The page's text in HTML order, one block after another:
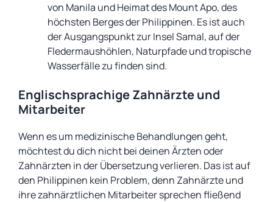
von Manila und Heimat des Mount Apo, des
höchsten Berges der Philippinen. Es ist auch
der Ausgangspunkt zur Insel Samal, auf der
Fledermaushöhlen, Naturpfade und tropische
Wasserfälle zu finden sind.
Englischsprachige Zahnärzte und
Mitarbeiter
Wenn es um medizinische Behandlungen geht,
möchtest du dich nicht bei deinen Ärzten oder
Zahnärzten in der Übersetzung verlieren. Das ist auf
den Philippinen kein Problem, denn Zahnärzte und
ihre zahnärztlichen Mitarbeiter sprechen fließend